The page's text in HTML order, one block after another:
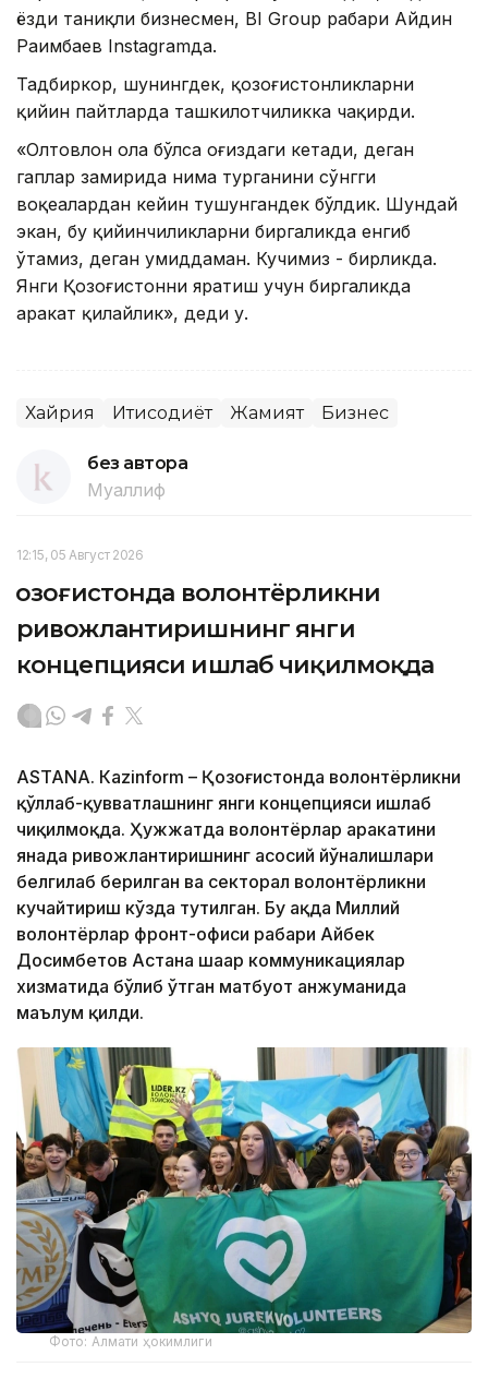
ёзди таниқли бизнесмен, BI Group раҳбари Айдин
Раҳимбаев Instagramда.
Тадбиркор, шунингдек, қозоғистонликларни
қийин пайтларда ташкилотчиликка чақирди.
«Олтовлон ола бўлса оғиздаги кетади, деган
гаплар замирида нима турганини сўнгги
воқеалардан кейин тушунгандек бўлдик. Шундай
экан, бу қийинчиликларни биргаликда енгиб
ўтамиз, деган умиддаман. Кучимиз - бирликда.
Янги Қозоғистонни яратиш учун биргаликда
ҳаракат қилайлик», деди у.
Хайрия Иқтисодиёт Жамият Бизнес
без автора
Муаллиф
12:15, 05 Август 2026
Қозоғистонда волонтёрликни
ривожлантиришнинг янги
концепцияси ишлаб чиқилмоқда
ASTANА. Кazinform – Қозоғистонда волонтёрликни
қўллаб-қувватлашнинг янги концепцияси ишлаб
чиқилмоқда. Ҳужжатда волонтёрлар ҳаракатини
янада ривожлантиришнинг асосий йўналишлари
белгилаб берилган ва секторал волонтёрликни
кучайтириш кўзда тутилган. Бу ҳақда Миллий
волонтёрлар фронт-офиси раҳбари Айбек
Досимбетов Астана шаҳар коммуникациялар
хизматида бўлиб ўтган матбуот анжуманида
маълум қилди.
Фото: Алмати ҳокимлиги